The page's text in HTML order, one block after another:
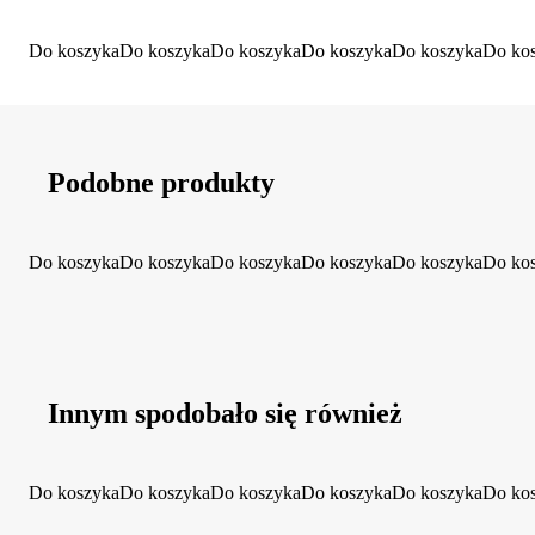
Do koszykaDo koszykaDo koszykaDo koszykaDo koszykaDo
Podobne produkty
Do koszykaDo koszykaDo koszykaDo koszykaDo koszykaDo
Innym spodobało się również
Do koszykaDo koszykaDo koszykaDo koszykaDo koszykaDo